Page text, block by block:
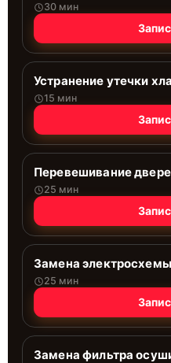
30 мин
Устранение утечки
15 мин
Перевешивание
25 мин
Замена электросхемы
25 мин
Замена фильтра